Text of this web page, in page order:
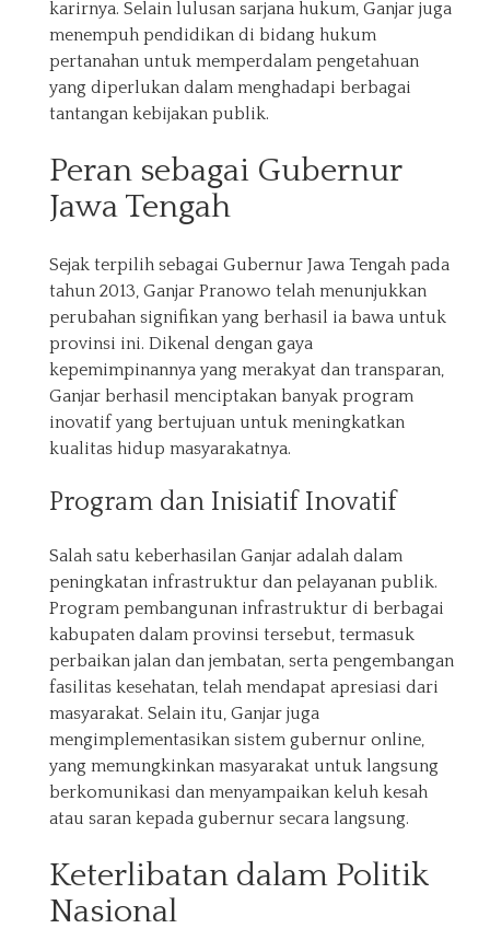
karirnya. Selain lulusan sarjana hukum, Ganjar juga
menempuh pendidikan di bidang hukum
pertanahan untuk memperdalam pengetahuan
yang diperlukan dalam menghadapi berbagai
tantangan kebijakan publik.
Peran sebagai Gubernur
Jawa Tengah
Sejak terpilih sebagai Gubernur Jawa Tengah pada
tahun 2013, Ganjar Pranowo telah menunjukkan
perubahan signifikan yang berhasil ia bawa untuk
provinsi ini. Dikenal dengan gaya
kepemimpinannya yang merakyat dan transparan,
Ganjar berhasil menciptakan banyak program
inovatif yang bertujuan untuk meningkatkan
kualitas hidup masyarakatnya.
Program dan Inisiatif Inovatif
Salah satu keberhasilan Ganjar adalah dalam
peningkatan infrastruktur dan pelayanan publik.
Program pembangunan infrastruktur di berbagai
kabupaten dalam provinsi tersebut, termasuk
perbaikan jalan dan jembatan, serta pengembangan
fasilitas kesehatan, telah mendapat apresiasi dari
masyarakat. Selain itu, Ganjar juga
mengimplementasikan sistem gubernur online,
yang memungkinkan masyarakat untuk langsung
berkomunikasi dan menyampaikan keluh kesah
atau saran kepada gubernur secara langsung.
Keterlibatan dalam Politik
Nasional